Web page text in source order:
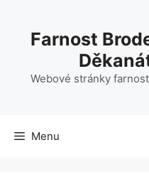
obsahFarnost
Webové stránky
Menu